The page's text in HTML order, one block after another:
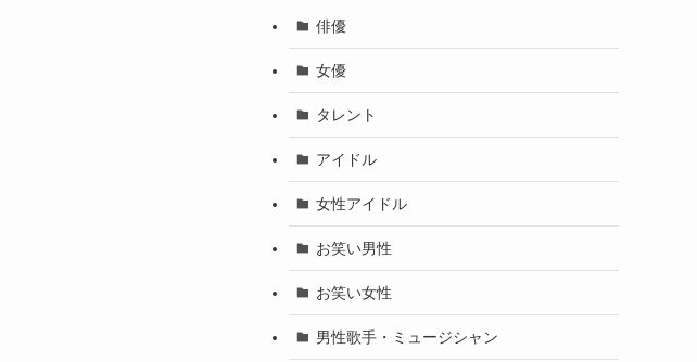
俳優
女優
タレント
アイドル
女性アイドル
お笑い男性
お笑い女性
男性歌手・ミュージシャン